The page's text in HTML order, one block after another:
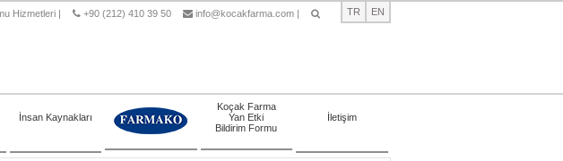
Hizmetleri | +90 (212) 410 39 50 info@kocakfarma.com | TR EN
İnsan Kaynakları
Koçak Farma
Yan Etki
Bildirim Formu
İletişim